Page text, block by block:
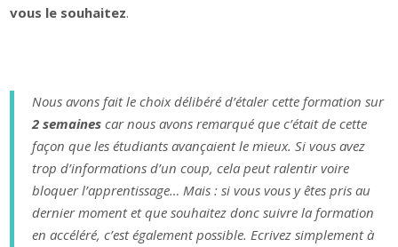
vous le souhaitez.
Nous avons fait le choix délibéré d’étaler cette formation sur
2 semaines car nous avons remarqué que c’était de cette
façon que les étudiants avançaient le mieux. Si vous avez
trop d’informations d’un coup, cela peut ralentir voire
bloquer l’apprentissage… Mais : si vous vous y êtes pris au
dernier moment et que souhaitez donc suivre la formation
en accéléré, c’est également possible.Ecrivez simplement à